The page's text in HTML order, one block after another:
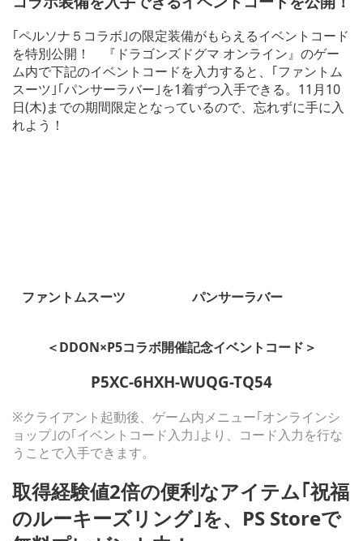
｢ペルソナ５コラボ｣の限定装備がもらえるイベントコード
を特別公開！ 『ドラゴンズドグマ オンライン』のゲー
ム内で下記のイベントコードを入力すると、｢ファントム
スーツ｣｢パンサーラバー｣を1着ずつ入手できる。11月10
日(木)までの期間限定となっているので、忘れずに手に入
れよう！
ファントムスーツ パンサーラバー
＜DDON×P5コラボ開催記念イベントコード＞
P5XC-6HXH-WUQG-TQ54
※クライアント起動後、ゲーム内メニュー｢オンラインシ
ョップ｣の｢イベントコード入力｣より、コード入力を行な
うことで入手できます。
取得経験値2倍の便利なアイテム｢祝福
のルーキーズリング｣を、PS Storeで